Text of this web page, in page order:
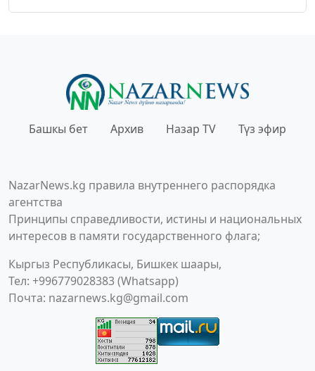
Башкы бет Архив Назар TV Түз эфир
NazarNews.kg правила внутреннего распорядка
агентства
Принципы справедливости, истины и национальных
интересов в памяти государственного флага;
Кыргыз Республикасы, Бишкек шаары,
Тел: +996779028383 (Whatsapp)
Почта: nazarnews.kg@gmail.com